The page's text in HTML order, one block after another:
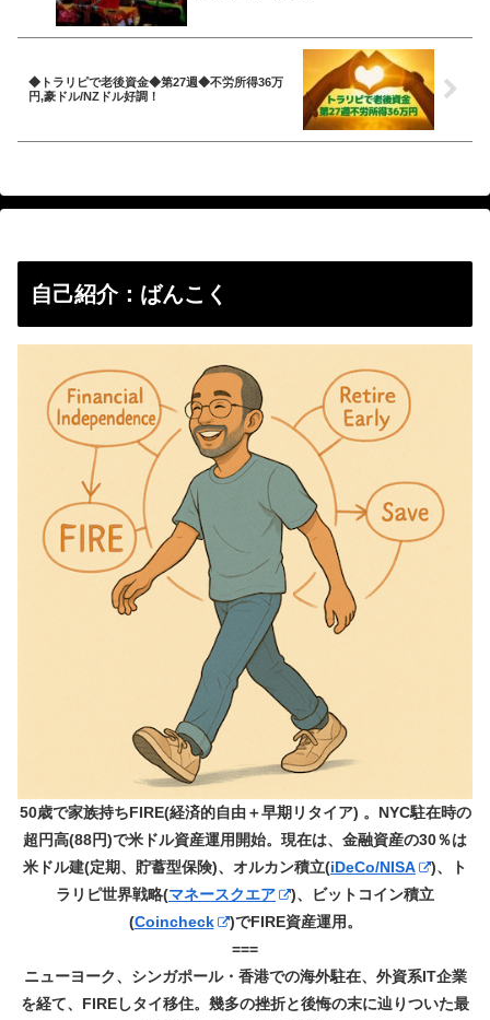
◆トラリピで老後資金◆第27週◆不労所得36万
円,豪ドル/NZドル好調！
自己紹介：ばんこく
50歳で家族持ちFIRE(経済的自由＋早期リタイア) 。NYC駐在時の
超円高(88円)で米ドル資産運用開始。現在は、金融資産の30％は
米ドル建(定期、貯蓄型保険)、オルカン積立(iDeCo/NISA
)、ト
ラリピ世界戦略(マネースクエア
)、ビットコイン積立
(Coincheck
)でFIRE資産運用。
===
ニューヨーク、シンガポール・香港での海外駐在、外資系IT企業
を経て、FIREしタイ移住。幾多の挫折と後悔の末に辿りついた最